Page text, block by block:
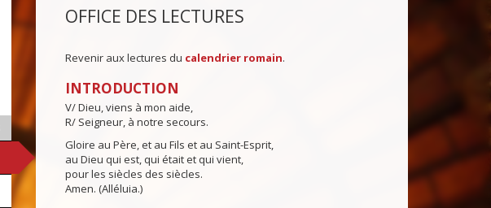
OFFICE DES LECTURES
Revenir aux lectures du calendrier romain.
INTRODUCTION
V/ Dieu, viens à mon aide,
R/ Seigneur, à notre secours.
Gloire au Père, et au Fils et au Saint-Esprit,
au Dieu qui est, qui était et qui vient,
pour les siècles des siècles.
Amen. (Alléluia.)